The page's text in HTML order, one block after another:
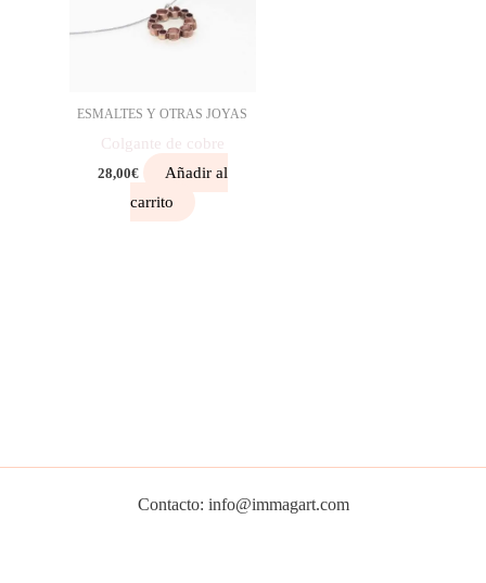
ESMALTES Y OTRAS JOYAS
Colgante de cobre
28,00€
Añadir al
carrito
Contacto: info@immagart.com